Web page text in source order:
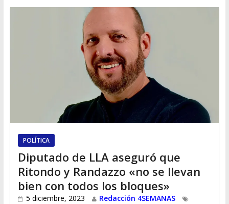
POLÍTICA
Diputado de LLA aseguró que
Ritondo y Randazzo «no se llevan
bien con todos los bloques»
5 diciembre, 2023
Redacción 4SEMANAS